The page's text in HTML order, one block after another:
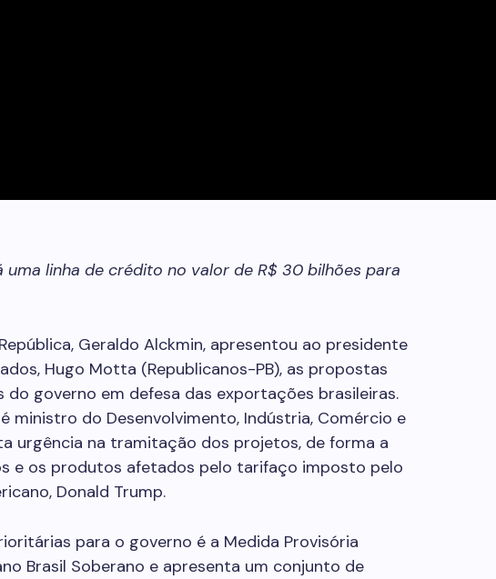
uma linha de crédito no valor de R$ 30 bilhões para
Geraldo Alckmin, apresentou ao presidente
Hugo Motta (Republicanos-PB), as propostas
governo em defesa das exportações brasileiras.
ministro do Desenvolvimento, Indústria, Comércio e
urgência na tramitação dos projetos, de forma a
e os produtos afetados pelo tarifaço imposto pelo
Donald Trump.
para o governo é a Medida Provisória
Brasil Soberano e apresenta um conjunto de